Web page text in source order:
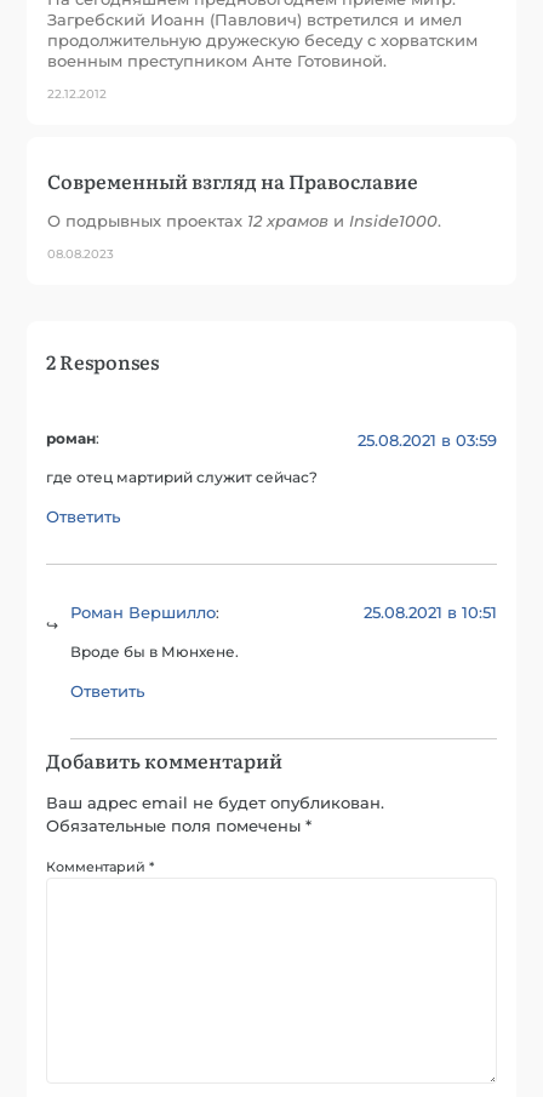
Загребский Иоанн (Павлович) встретился и имел
продолжительную дружескую беседу с хорватским
военным преступником Анте Готовиной.
22.12.2012
Современный взгляд на Православие
О подрывных проектах 12 храмов и Inside1000.
08.08.2023
2 Responses
роман: 25.08.2021 в 03:59
где отец мартирий служит сейчас?
Ответить
Роман Вершилло: 25.08.2021 в 10:51
Вроде бы в Мюнхене.
Ответить
Добавить комментарий
Ваш адрес email не будет опубликован.
Обязательные поля помечены*
Комментарий*